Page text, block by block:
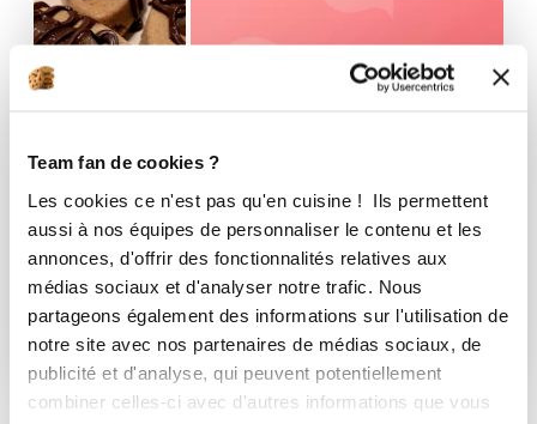
Team fan de cookies ?
Les cookies ce n'est pas qu'en cuisine ! Ils permettent
aussi à nos équipes de personnaliser le contenu et les
annonces, d'offrir des fonctionnalités relatives aux
médias sociaux et d'analyser notre trafic. Nous
partageons également des informations sur l'utilisation de
notre site avec nos partenaires de médias sociaux, de
publicité et d'analyse, qui peuvent potentiellement
combiner celles-ci avec d'autres informations que vous
Petits gâteaux
1 Recette